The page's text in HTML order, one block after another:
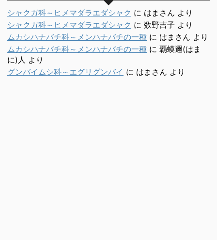
シャクガ科～ヒメマダラエダシャク に はまさん より
シャクガ科～ヒメマダラエダシャク に 数野吉子 より
ムカシハナバチ科～メンハナバチの一種 に はまさん より
ムカシハナバチ科～メンハナバチの一種 に 覇蟆邇(はま
に)人 より
グンバイムシ科～エグリグンバイ に はまさん より